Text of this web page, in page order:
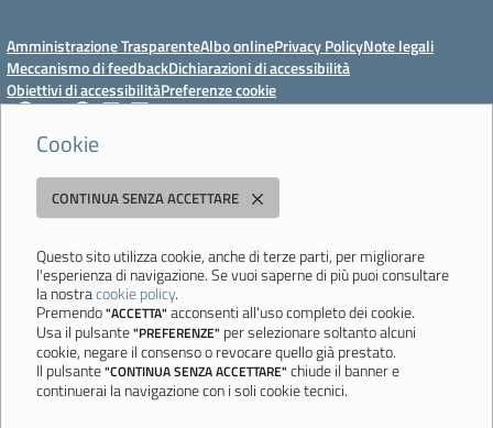
Cookie
CONTINUA SENZA ACCETTARE
Questo sito utilizza cookie, anche di terze parti, per migliorare
l'esperienza di navigazione. Se vuoi saperne di più puoi consultare
la nostracookie policy.
Premendo"ACCETTA" acconsenti all'uso completo dei cookie.
Usa il pulsante"PREFERENZE" per selezionare soltanto alcuni
cookie, negare il consenso o revocare quello già prestato.
Il pulsante"CONTINUA SENZA ACCETTARE" chiude il banner e
continuerai la navigazione con i soli cookie tecnici.
Amministrazione TrasparenteAlbo onlinePrivacy PolicyNote legali
Meccanismo di feedbackDichiarazioni di accessibilità
Obiettivi di accessibilitàPreferenze cookie
Istituto Professionale Statale Socio-Commerciale-Artigianale "Cattaneo -
Deledda"
351005 - Email:morc08000g@istruzione.it- PEC:
morc08000g@pec.istruzione.it
Codice meccanografico: MORC08000G - C.F. 94177200360
Ultimo aggiornamento: Mercoledì, 29 Luglio 2026 ore 10:08